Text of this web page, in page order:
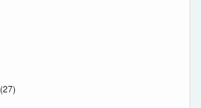
(27)